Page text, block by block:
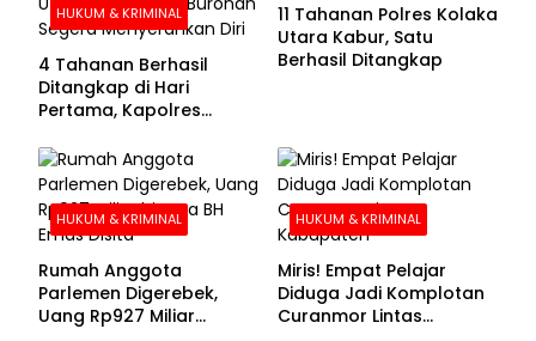
HUKUM & KRIMINAL
4 Tahanan Berhasil
Ditangkap di Hari
Pertama, Kapolres
Buronan Segera
Menyerahkan Diri
11 Tahanan Polres Kolaka
Utara Kabur, Satu
Berhasil Ditangkap
HUKUM & KRIMINAL
Rumah Anggota
Parlemen Digerebek,
Uang Rp927 Miliar
HUKUM & KRIMINAL
Miris! Empat Pelajar
Diduga Jadi Komplotan
Curanmor Lintas